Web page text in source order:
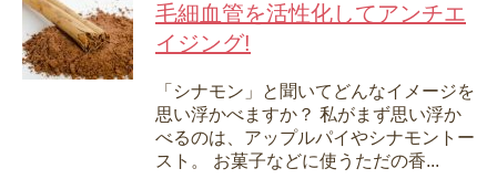
毛細血管を活性化してアンチエ
イジング!
「シナモン」と聞いてどんなイメージを
思い浮かべますか？ 私がまず思い浮か
べるのは、アップルパイやシナモントー
スト。 お菓子などに使うただの香...